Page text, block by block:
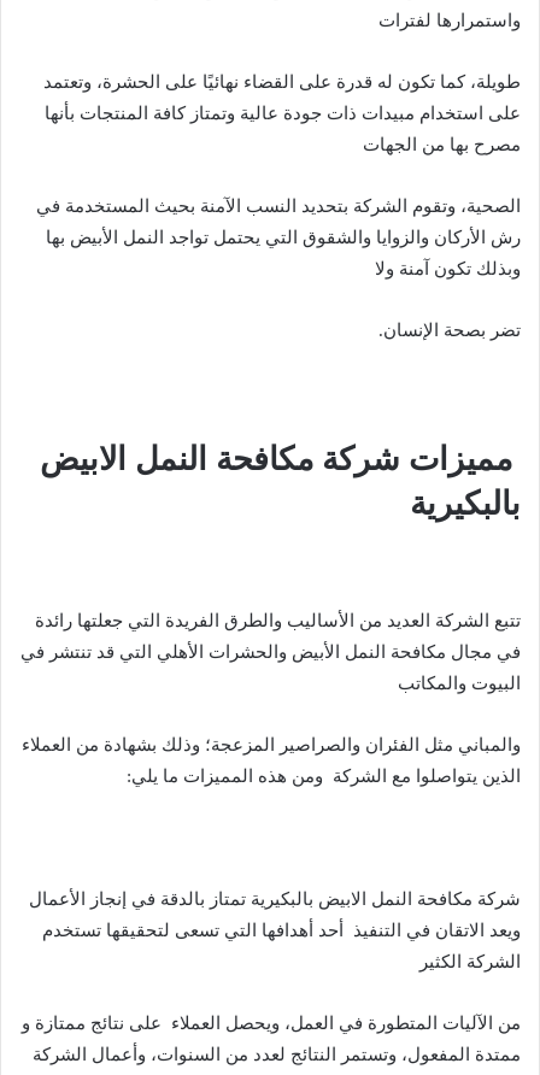
واستمرارها لفترات
طويلة، كما تكون له قدرة على القضاء نهائيًا على الحشرة، وتعتمد
على استخدام مبيدات ذات جودة عالية وتمتاز كافة المنتجات بأنها
مصرح بها من الجهات
الصحية، وتقوم الشركة بتحديد النسب الآمنة بحيث المستخدمة في
رش الأركان والزوايا والشقوق التي يحتمل تواجد النمل الأبيض بها
وبذلك تكون آمنة ولا
تضر بصحة الإنسان.
مميزات شركة مكافحة النمل الابيض
بالبكيرية
تتبع الشركة العديد من الأساليب والطرق الفريدة التي جعلتها رائدة
في مجال مكافحة النمل الأبيض والحشرات الأهلي التي قد تنتشر في
البيوت والمكاتب
والمباني مثل الفئران والصراصير المزعجة؛ وذلك بشهادة من العملاء
الذين يتواصلوا مع الشركة ومن هذه المميزات ما يلي:
شركة مكافحة النمل الابيض بالبكيرية تمتاز بالدقة في إنجاز الأعمال
ويعد الاتقان في التنفيذ أحد أهدافها التي تسعى لتحقيقها تستخدم
الشركة الكثير
من الآليات المتطورة في العمل، ويحصل العملاء على نتائج ممتازة و
ممتدة المفعول، وتستمر النتائج لعدد من السنوات، وأعمال الشركة